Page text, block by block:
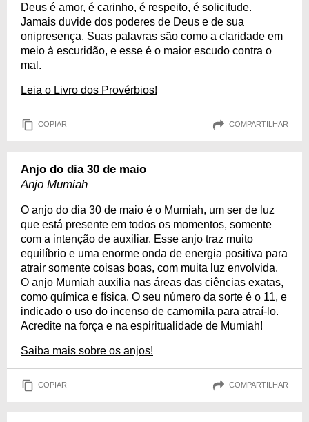
Deus é amor, é carinho, é respeito, é solicitude.
Jamais duvide dos poderes de Deus e de sua
onipresença. Suas palavras são como a claridade em
meio à escuridão, e esse é o maior escudo contra o
mal.
Leia o Livro dos Provérbios!
COPIAR COMPARTILHAR
Anjo do dia 30 de maio
Anjo Mumiah
O anjo do dia 30 de maio é o Mumiah, um ser de luz
que está presente em todos os momentos, somente
com a intenção de auxiliar. Esse anjo traz muito
equilíbrio e uma enorme onda de energia positiva para
atrair somente coisas boas, com muita luz envolvida.
O anjo Mumiah auxilia nas áreas das ciências exatas,
como química e física. O seu número da sorte é o 11, e
indicado o uso do incenso de camomila para atraí-lo.
Acredite na força e na espiritualidade de Mumiah!
Saiba mais sobre os anjos!
COPIAR COMPARTILHAR